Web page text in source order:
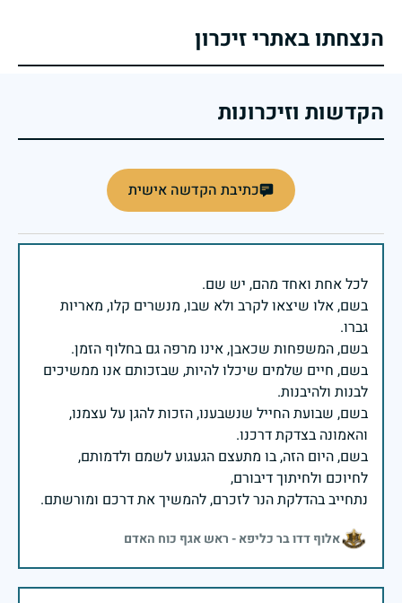
הנצחתו באתרי זיכרון
הקדשות וזיכרונות
כתיבת הקדשה אישית
בשם, אלו שיצאו לקרב ולא שבו, מנשרים קלו, מאריות
בשם, חיים שלמים שיכלו להיות, שבזכותם אנו ממשיכים
בשם, שבועת החייל שנשבענו, הזכות להגן על עצמנו,
בשם, היום הזה, בו מתעצם הגעגוע לשמם ולדמותם,
נתחייב בהדלקת הנר לזכרם, להמשיך את דרכם ומורשתם.
אלוף דדו בר כליפא - ראש אגף כוח האדם